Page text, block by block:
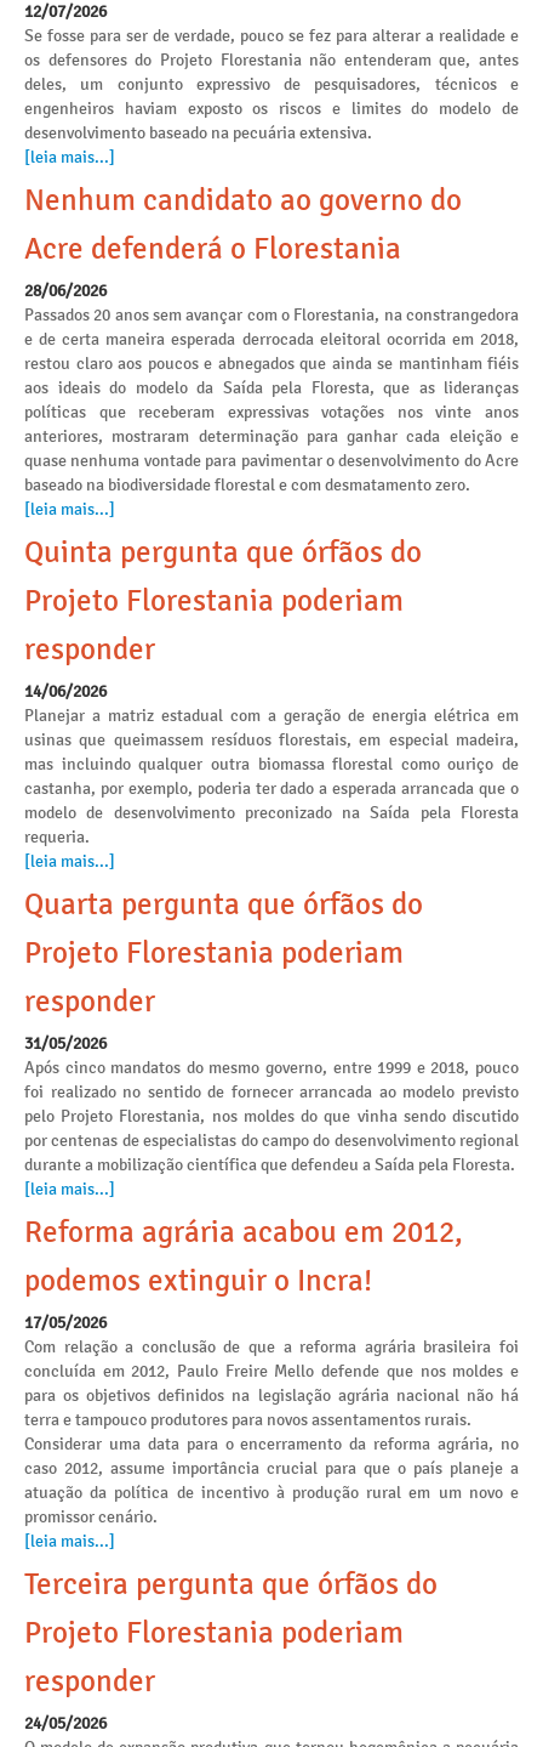
12/07/2026
Se fosse para ser de verdade, pouco se fez para alterar a realidade e
os defensores do Projeto Florestania não entenderam que, antes
deles, um conjunto expressivo de pesquisadores, técnicos e
engenheiros haviam exposto os riscos e limites do modelo de
desenvolvimento baseado na pecuária extensiva.
[leia mais...]
Nenhum candidato ao governo do
Acre defenderá o Florestania
28/06/2026
Passados 20 anos sem avançar com o Florestania, na constrangedora
e de certa maneira esperada derrocada eleitoral ocorrida em 2018,
restou claro aos poucos e abnegados que ainda se mantinham fiéis
aos ideais do modelo da Saída pela Floresta, que as lideranças
políticas que receberam expressivas votações nos vinte anos
anteriores, mostraram determinação para ganhar cada eleição e
quase nenhuma vontade para pavimentar o desenvolvimento do Acre
baseado na biodiversidade florestal e com desmatamento zero.
[leia mais...]
Quinta pergunta que órfãos do
Projeto Florestania poderiam
responder
14/06/2026
Planejar a matriz estadual com a geração de energia elétrica em
usinas que queimassem resíduos florestais, em especial madeira,
mas incluindo qualquer outra biomassa florestal como ouriço de
castanha, por exemplo, poderia ter dado a esperada arrancada que o
modelo de desenvolvimento preconizado na Saída pela Floresta
requeria.
[leia mais...]
Quarta pergunta que órfãos do
Projeto Florestania poderiam
responder
31/05/2026
Após cinco mandatos do mesmo governo, entre 1999 e 2018, pouco
foi realizado no sentido de fornecer arrancada ao modelo previsto
pelo Projeto Florestania, nos moldes do que vinha sendo discutido
por centenas de especialistas do campo do desenvolvimento regional
durante a mobilização científica que defendeu a Saída pela Floresta.
[leia mais...]
Reforma agrária acabou em 2012,
podemos extinguir o Incra!
17/05/2026
Com relação a conclusão de que a reforma agrária brasileira foi
concluída em 2012, Paulo Freire Mello defende que nos moldes e
para os objetivos definidos na legislação agrária nacional não há
terra e tampouco produtores para novos assentamentos rurais.
Considerar uma data para o encerramento da reforma agrária, no
caso 2012, assume importância crucial para que o país planeje a
atuação da política de incentivo à produção rural em um novo e
promissor cenário.
[leia mais...]
Terceira pergunta que órfãos do
Projeto Florestania poderiam
responder
24/05/2026